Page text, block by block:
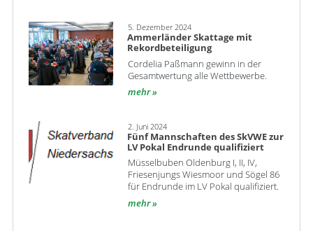
5. Dezember 2024
Ammerländer Skattage mit
Rekordbeteiligung
Cordelia Paßmann gewinn in der
Gesamtwertung alle Wettbewerbe.
mehr
2. Juni 2024
Fünf Mannschaften des SkVWE zur
LV Pokal Endrunde qualifiziert
Müsselbuben Oldenburg I, II, IV,
Friesenjungs Wiesmoor und Sögel 86
für Endrunde im LV Pokal qualifiziert.
mehr